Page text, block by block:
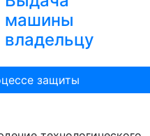
машины
владельцу
защиты